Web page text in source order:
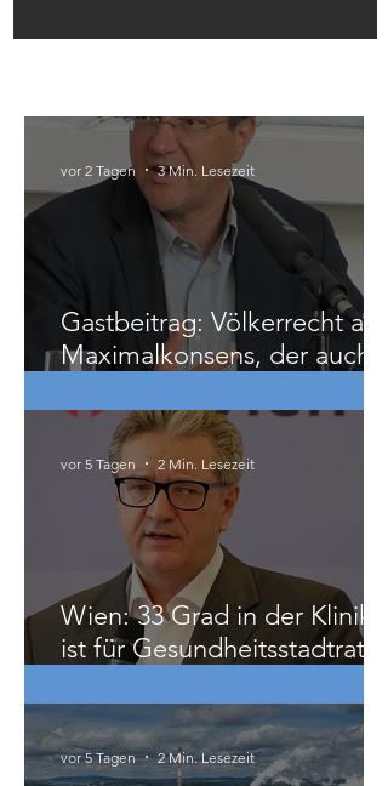
Österreich
Gastbeitrag: Völkerrecht als
Maximalkonsens, der auch
zu weit geht
3 Min. Lesezeit
Wien: 33 Grad in der Klinik
ist für Gesundheitsstadtrat
Hacker „ziemlich relativ“
2 Min. Lesezeit